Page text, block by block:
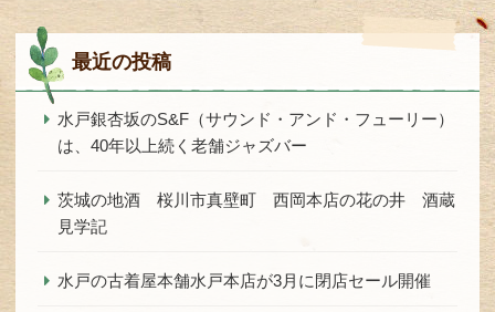
最近の投稿
水戸銀杏坂のS&F（サウンド・アンド・フューリー）
は、40年以上続く老舗ジャズバー
茨城の地酒 桜川市真壁町 西岡本店の花の井 酒蔵
見学記
水戸の古着屋本舗水戸本店が3月に閉店セール開催